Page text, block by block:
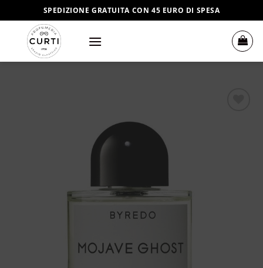
ai
contenuti
SPEDIZIONE GRATUITA CON 45 EURO DI SPESA